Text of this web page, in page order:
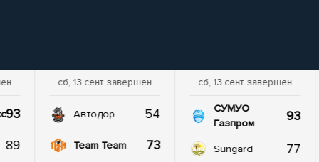
93
89
сб, 13 сент. завершен
Автодор 54
Team Team 73
сб, 13 сент. завершен
СУМУО
Газпром
93
Sungard 77